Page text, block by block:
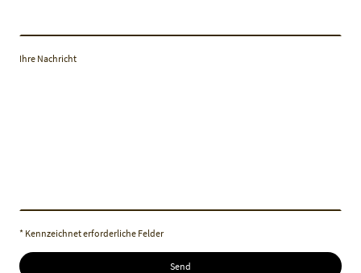
Ihre Nachricht
* Kennzeichnet erforderliche Felder
Send